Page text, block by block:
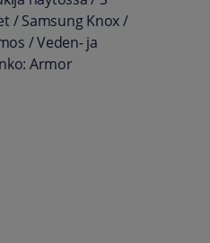
/ Samsung Knox /
/ Veden- ja
Armor